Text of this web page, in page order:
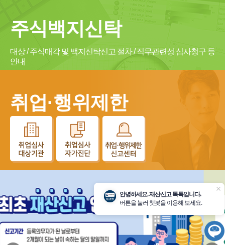
주식백지신탁
대상 / 주식매각 및 백지신탁신고 절차 / 직무관련성 심사청구 등
안내
취업·행위제한
안녕하세요. 재산신고 톡톡입니다.
버튼을 눌러 챗봇을 이용해 보세요.
닫
챗